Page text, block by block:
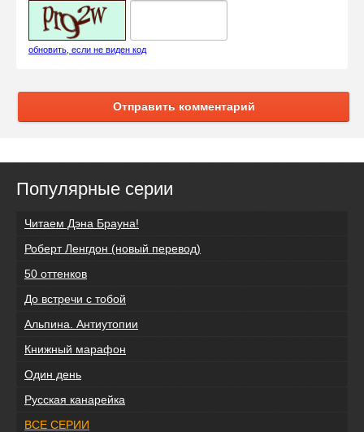
обновить, если не виден код
Отправить комментарий
Популярные серии
Читаем Дэна Брауна!
Роберт Ленгдон (новый перевод)
50 оттенков
До встречи с тобой
Альпина. Антиутопии
Книжный марафон
Один день
Русская канарейка
ВСЕ СЕРИИ